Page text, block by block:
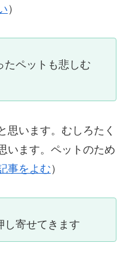
）
たペットも悲しむ
思います。むしろたく
います。ペットのため
事をよむ）
し寄せてきます